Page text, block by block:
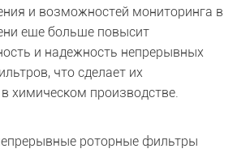
и возможностей мониторинга в
еще больше повысит
и надежность непрерывных
что сделает их
химическом производстве.
роторные фильтры